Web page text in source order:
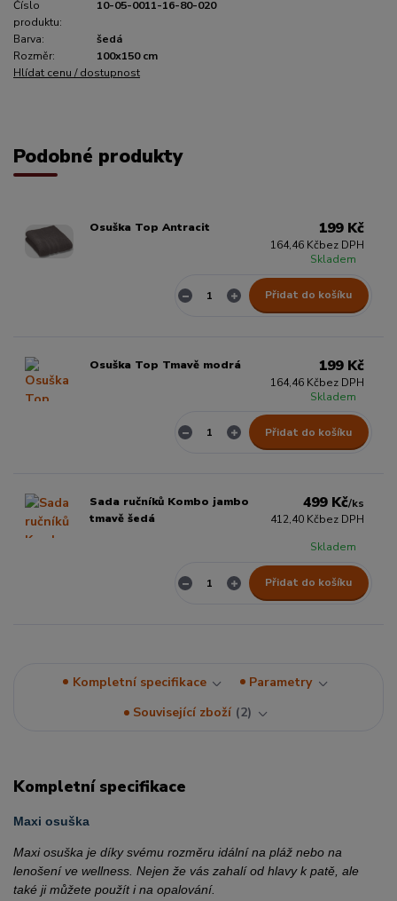
Číslo
produktu:
10-05-0011-16-80-020
Barva:
šedá
Rozměr:
100x150 cm
Hlídat cenu / dostupnost
Podobné produkty
Osuška Top Antracit 199 Kč
164,46 Kčbez DPH
Skladem
Přidat do košíku
Osuška Top Tmavě modrá 199 Kč
164,46 Kčbez DPH
Skladem
Přidat do košíku
Sada ručníků Kombo jambo
tmavě šedá
499 Kč/ks
412,40 Kčbez DPH
Skladem
Přidat do košíku
Kompletní specifikace
Parametry
Související zboží 2
Kompletní specifikace
Maxi osuška
Maxi osuška je díky svému rozměru idální na pláž nebo na
lenošení ve wellness. Nejen že vás zahalí od hlavy k patě, ale
také ji můžete použít i na opalování.